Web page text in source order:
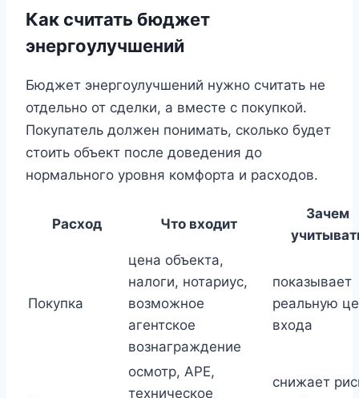
Как считать бюджет
энергоулучшений
Бюджет энергоулучшений нужно считать не
отдельно от сделки, а вместе с покупкой.
Покупатель должен понимать, сколько будет
стоить объект после доведения до
нормального уровня комфорта и расходов.
Расход Что входит
Зачем
Покупка
цена объекта,
налоги, нотариус,
возможное
агентское
вознаграждение
показывает
реальную
входа
осмотр, APE,
техническое
снижает